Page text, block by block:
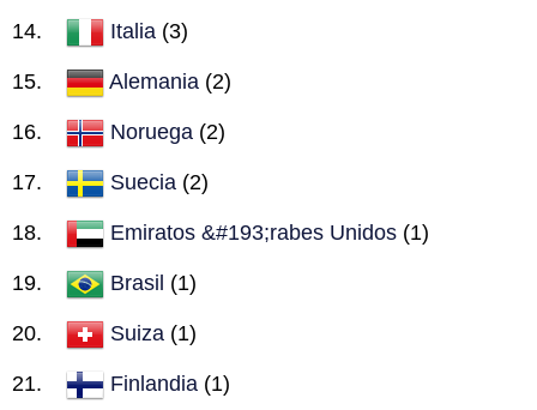
Italia (3)
Alemania (2)
Noruega (2)
Suecia (2)
Emiratos &#193;rabes Unidos (1)
Brasil (1)
Suiza (1)
Finlandia (1)